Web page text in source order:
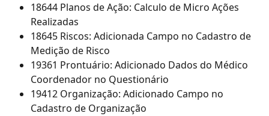
18644 Planos de Ação: Calculo de Micro Ações
Realizadas
18645 Riscos: Adicionada Campo no Cadastro de
Medição de Risco
19361 Prontuário: Adicionado Dados do Médico
Coordenador no Questionário
19412 Organização: Adicionado Campo no
Cadastro de Organização